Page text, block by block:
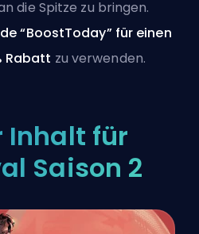
die Spitze zu bringen.
“BoostToday” für einen
Rabatt zu verwenden.
Inhalt für
Saison 2